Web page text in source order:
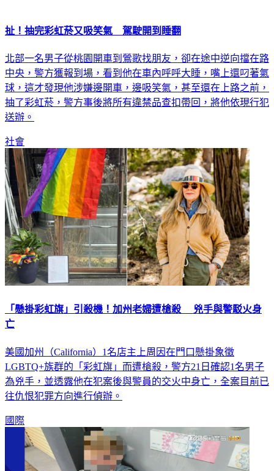
扯！抽完彩虹菸又吸笑氣 駕駛開到睡翻
北部一名男子從桃園開車到鶯歌找朋友，卻在途中逆向擋在路
中央，警方獲報到場，看到他在車內呼呼大睡，嘴上還叼著氣
球，這才發現他涉嫌邊開車，邊吸笑氣，甚至還在上路之前，
抽了彩虹菸，警方事後將所有違禁品查扣帶回，將他依現行犯
送辦。
社會
「懸掛彩虹旗」引殺機！加州老婦遭槍殺 兇手與警駁火身
亡
美國加州（California）1名店主上周因在門口懸掛象徵
LGBTQ+族群的「彩虹旗」而遭槍殺，警方21日確認1名男子
為兇手，並透露他在犯案後與警員的交火中身亡，全案目前已
往仇恨犯罪方向進行偵辦。
國際